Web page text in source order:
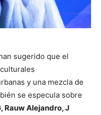
sugerido que el
y una mezcla de
se especula sobre
Rauw Alejandro, J